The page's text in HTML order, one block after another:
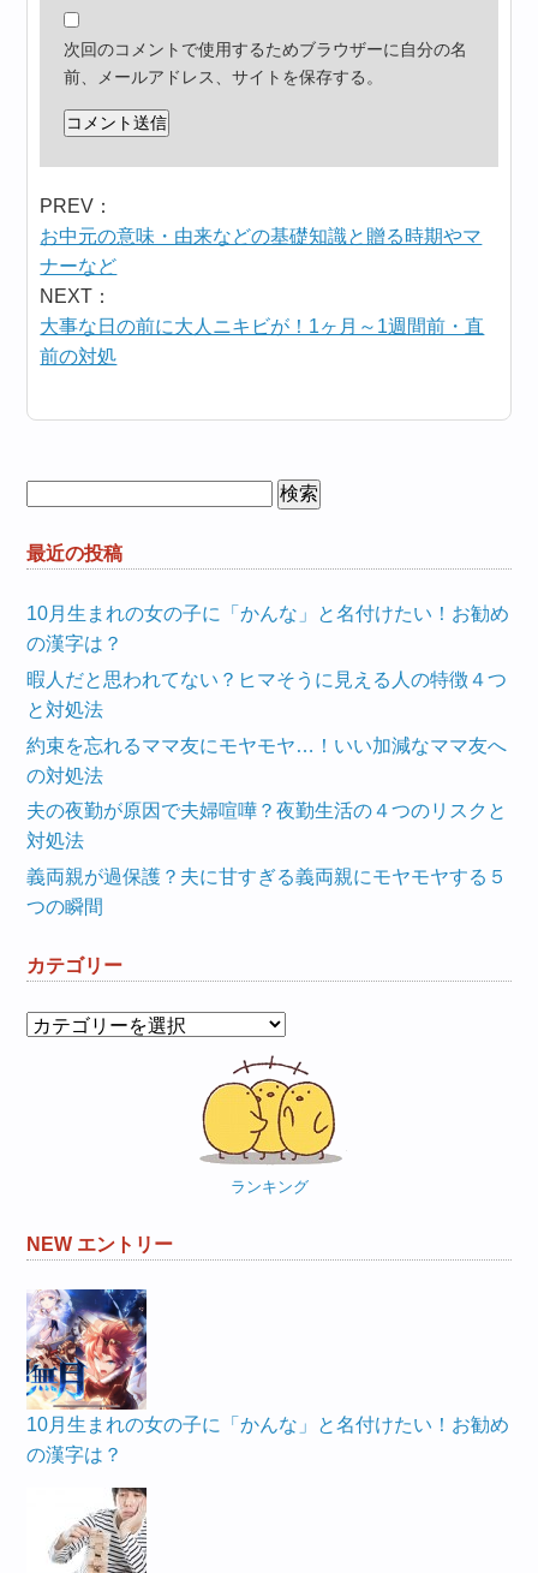
次回のコメントで使用するためブラウザーに自分の名
前、メールアドレス、サイトを保存する。
PREV：
お中元の意味・由来などの基礎知識と贈る時期やマ
ナーなど
NEXT：
大事な日の前に大人ニキビが！1ヶ月～1週間前・直
前の対処
最近の投稿
10月生まれの女の子に「かんな」と名付けたい！お勧め
の漢字は？
暇人だと思われてない？ヒマそうに見える人の特徴４つ
と対処法
約束を忘れるママ友にモヤモヤ…！いい加減なママ友へ
の対処法
夫の夜勤が原因で夫婦喧嘩？夜勤生活の４つのリスクと
対処法
義両親が過保護？夫に甘すぎる義両親にモヤモヤする５
つの瞬間
カテゴリー
カ
ランキング
NEW エントリー
10月生まれの女の子に「かんな」と名付けたい！お勧め
の漢字は？